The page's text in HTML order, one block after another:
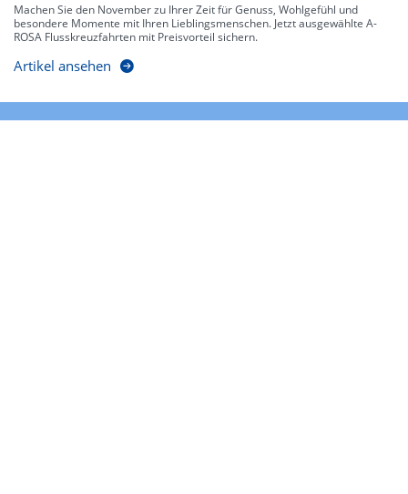
Machen Sie den November zu Ihrer Zeit für Genuss, Wohlgefühl und
besondere Momente mit Ihren Lieblingsmenschen. Jetzt ausgewählte A-
ROSA Flusskreuzfahrten mit Preisvorteil sichern.
Artikel ansehen